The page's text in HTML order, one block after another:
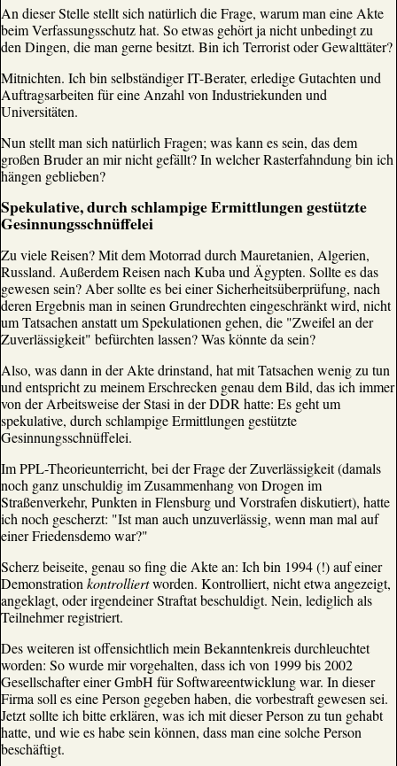
An dieser Stelle stellt sich natürlich die Frage, warum man eine Akte
beim Verfassungsschutz hat. So etwas gehört ja nicht unbedingt zu
den Dingen, die man gerne besitzt. Bin ich Terrorist oder Gewalttäter?
Mitnichten. Ich bin selbständiger IT-Berater, erledige Gutachten und
Auftragsarbeiten für eine Anzahl von Industriekunden und
Universitäten.
Nun stellt man sich natürlich Fragen; was kann es sein, das dem
großen Bruder an mir nicht gefällt? In welcher Rasterfahndung bin ich
hängen geblieben?
Spekulative, durch schlampige Ermittlungen gestützte
Gesinnungsschnüffelei
Zu viele Reisen? Mit dem Motorrad durch Mauretanien, Algerien,
Russland. Außerdem Reisen nach Kuba und Ägypten. Sollte es das
gewesen sein? Aber sollte es bei einer Sicherheitsüberprüfung, nach
deren Ergebnis man in seinen Grundrechten eingeschränkt wird, nicht
um Tatsachen anstatt um Spekulationen gehen, die "Zweifel an der
Zuverlässigkeit" befürchten lassen? Was könnte da sein?
Also, was dann in der Akte drinstand, hat mit Tatsachen wenig zu tun
und entspricht zu meinem Erschrecken genau dem Bild, das ich immer
von der Arbeitsweise der Stasi in der DDR hatte: Es geht um
spekulative, durch schlampige Ermittlungen gestützte
Gesinnungsschnüffelei.
Im PPL-Theorieunterricht, bei der Frage der Zuverlässigkeit (damals
noch ganz unschuldig im Zusammenhang von Drogen im
Straßenverkehr, Punkten in Flensburg und Vorstrafen diskutiert), hatte
ich noch gescherzt: "Ist man auch unzuverlässig, wenn man mal auf
einer Friedensdemo war?"
Scherz beiseite, genau so fing die Akte an: Ich bin 1994 (!) auf einer
Demonstration kontrolliertworden. Kontrolliert, nicht etwa angezeigt,
angeklagt, oder irgendeiner Straftat beschuldigt. Nein, lediglich als
Teilnehmer registriert.
Des weiteren ist offensichtlich mein Bekanntenkreis durchleuchtet
worden: So wurde mir vorgehalten, dass ich von 1999 bis 2002
Gesellschafter einer GmbH für Softwareentwicklung war. In dieser
Firma soll es eine Person gegeben haben, die vorbestraft gewesen sei.
Jetzt sollte ich bitte erklären, was ich mit dieser Person zu tun gehabt
hatte, und wie es habe sein können, dass man eine solche Person
beschäftigt.